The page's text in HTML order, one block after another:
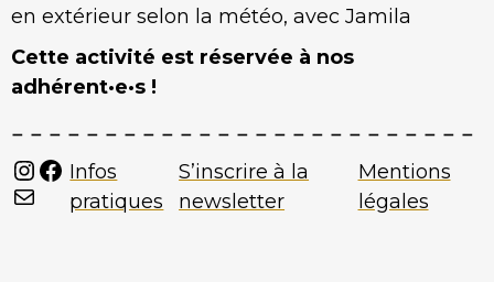
en extérieur selon la météo, avec Jamila
Cette activité est réservée à nos
adhérent·e·s !
Instagram
Facebook
Mail
Infos
pratiques
S’inscrire à la
newsletter
Mentions
légales